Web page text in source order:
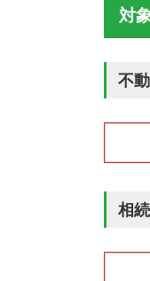
対
不
相